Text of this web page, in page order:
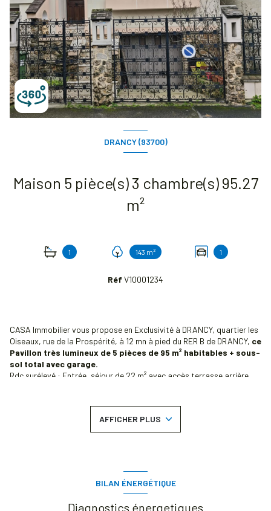
DRANCY (93700)
Maison 5 pièce(s) 3 chambre(s) 95.27
m²
1 143 m² 1
Réf V10001234
CASA Immobilier vous propose en Exclusivité à DRANCY, quartier les
Oiseaux, rue de la Prospérité, à 12 mn à pied du RER B de DRANCY, ce
Pavillon très lumineux de 5 pièces de 95 m² habitables + sous-
sol total avec garage.
Rdc surélevé : Entrée, séjour de 22 m² avec accès terrasse arrière,
Etage : 2 chambres (14 m² et 8 m²), salle de bains avec wc, placard.
Sous-sol total avec garage, grande pièce carrelée (salle de
musique), buanderie, chaufferie.
Les informations sur les risques auxquels ce bien est exposé sont
disponibles sur le site Géorisques : www.georisques.gouv.fr
AFFICHER PLUS
BILAN ÉNERGÉTIQUE
Diagnostics énergetiques